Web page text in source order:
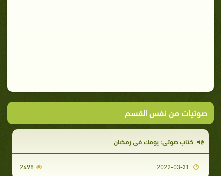
صوتيات من نفس القسم
كتاب صوتي: يومك في رمضان
2498